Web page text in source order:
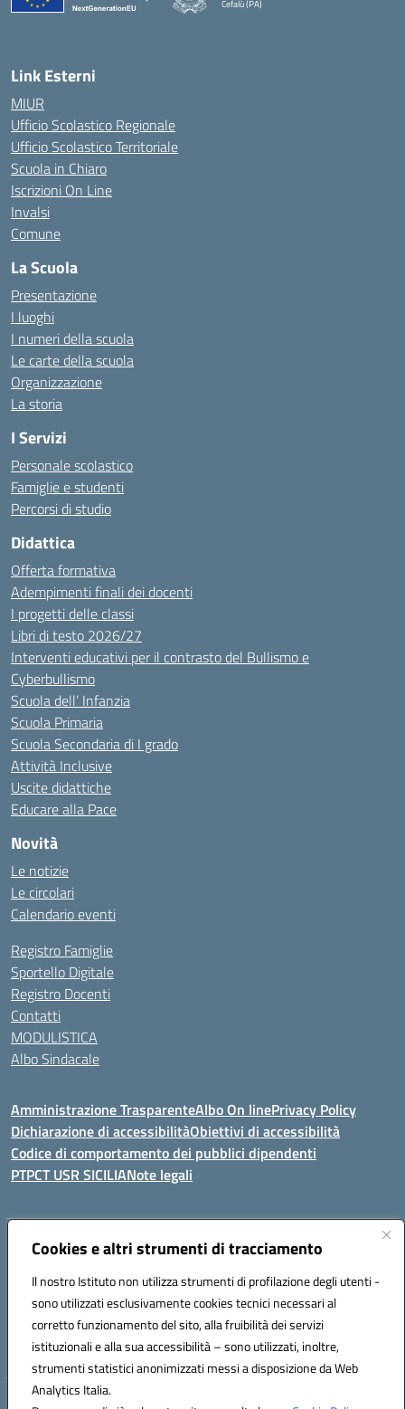
Cookies e altri strumenti di tracciamento
Il nostro Istituto non utilizza strumenti di profilazione degli utenti -
sono utilizzati esclusivamente cookies tecnici necessari al
corretto funzionamento del sito, alla fruibilità dei servizi
istituzionali e alla sua accessibilità – sono utilizzati, inoltre,
strumenti statistici anonimizzati messi a disposizione da Web
Analytics Italia.
Cefalù (PA)
Link Esterni
MIUR
Ufficio Scolastico Regionale
Ufficio Scolastico Territoriale
Scuola in Chiaro
Iscrizioni On Line
Invalsi
Comune
La Scuola
Presentazione
I luoghi
I numeri della scuola
Le carte della scuola
Organizzazione
La storia
I Servizi
Personale scolastico
Famiglie e studenti
Percorsi di studio
Didattica
Offerta formativa
Adempimenti finali dei docenti
I progetti delle classi
Libri di testo 2026/27
Interventi educativi per il contrasto del Bullismo e
Cyberbullismo
Scuola dell’ Infanzia
Scuola Primaria
Scuola Secondaria di I grado
Attività Inclusive
Uscite didattiche
Educare alla Pace
Novità
Le notizie
Le circolari
Calendario eventi
Registro Famiglie
Sportello Digitale
Registro Docenti
Contatti
MODULISTICA
Albo Sindacale
Amministrazione TrasparenteAlbo On linePrivacy Policy
Dichiarazione di accessibilitàObiettivi di accessibilità
Codice di comportamento dei pubblici dipendenti
PTPCT USR SICILIANote legali
Indirizzo:Via Enrico Fermi, 4 - Cefalù
Posta elettronica certificata (PEC):PAIC8AJ008@pec.istruzione.it
Codice fiscale: 82000590826
Codice meccanografico: PAIC8AJ008
Hosting & Powered by 3D Solution S.r.l.